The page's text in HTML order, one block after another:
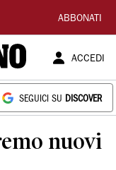
ABBONATI
ACCEDI
SEGUICI SU DISCOVER
nuovi